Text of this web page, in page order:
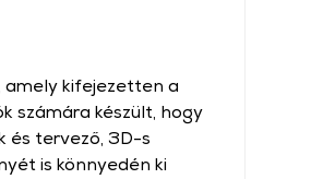
amely kifejezetten a
számára készült, hogy
és tervező, 3D-s
is könnyedén ki